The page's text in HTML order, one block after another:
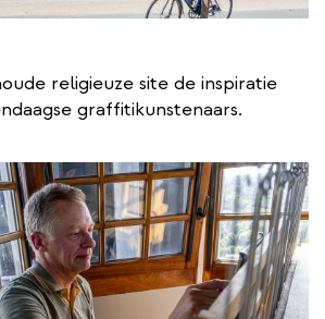
religieuze site de inspiratie
graffitikunstenaars.